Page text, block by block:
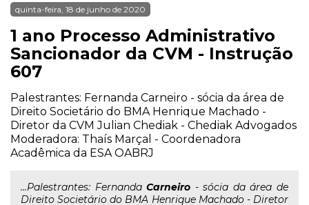
quinta-feira, 18 de junho de 2020
1 ano Processo Administrativo
Sancionador da CVM - Instrução
607
Palestrantes: Fernanda Carneiro - sócia da área de
Direito Societário do BMA Henrique Machado -
Diretor da CVM Julian Chediak - Chediak Advogados
Moderadora: Thaís Marçal - Coordenadora
Acadêmica da ESA OABRJ
...Palestrantes: FernandaCarneiro - sócia da área de
Direito Societário do BMA Henrique Machado - Diretor